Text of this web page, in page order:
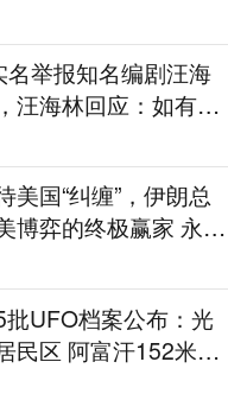
名举报知名编剧汪海
汪海林回应：如有违
机构自会进行评判和
美国“纠缠”，伊朗总
博弈的终极赢家 永远
那一国 伊朗要学中
事”
UFO档案公布：光
民区 阿富汗152米三